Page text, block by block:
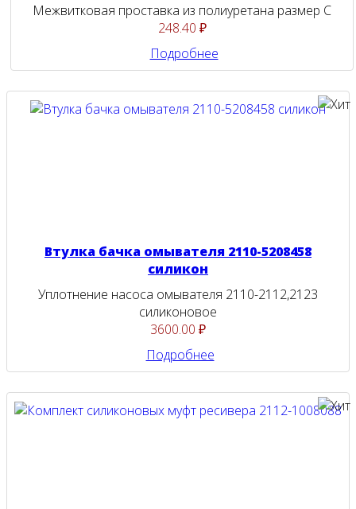
Межвитковая проставка из полиуретана размер С
248.40 ₽
Подробнее
Втулка бачка омывателя 2110-5208458
силикон
Уплотнение насоса омывателя 2110-2112,2123
силиконовое
3600.00 ₽
Подробнее